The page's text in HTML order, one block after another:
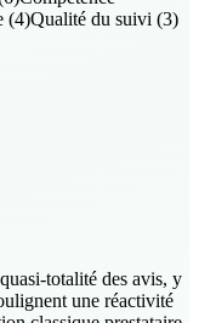
(4)Qualité du suivi (3)
totalité des avis, y
une réactivité